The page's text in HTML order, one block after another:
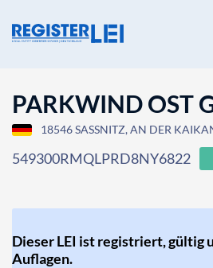
PARKWIND OST
18546 SASSNITZ, AN DER
549300RMQLPRD8NY6822
Dieser LEI ist registriert, gültig
Auflagen.